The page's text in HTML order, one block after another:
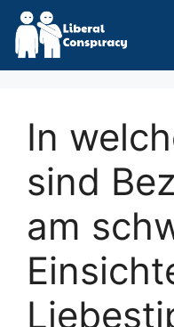
Skip
content
In
sind
am